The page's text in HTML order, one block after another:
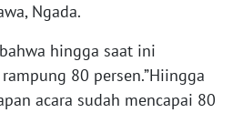
Ngada.
hingga saat ini
80 persen.”Hiingga
acara sudah mencapai 80